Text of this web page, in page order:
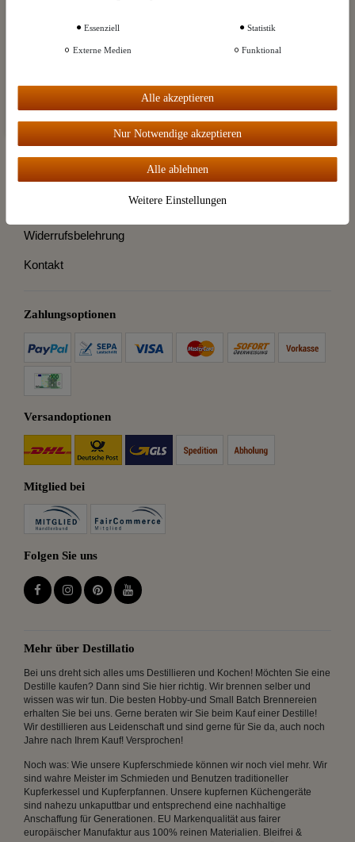
Kleingedrucktes
Mein Konto
Destillatio
Widerrufsbelehrung
Kontakt
Zahlungsoptionen
Versandoptionen
Mitglied bei
Folgen Sie uns
Mehr über Destillatio
Bei uns dreht sich alles ums Destillieren und Kochen! Möchten Sie eine
Destille kaufen? Dann sind Sie hier richtig. Wir brennen selber und
wissen was wir tun. Die besten Hobby-und Small Batch Brennereien
erhalten Sie bei uns. Gerne beraten wir Sie beim Kauf einer Destille!
Wir destillieren aus Leidenschaft und sind gerne für Sie da, auch noch
Jahre nach Ihrem Kauf! Versprochen!
Noch was: Wie unsere Kupferschmiede können wir noch viel mehr. Wir
sind wahre Meister im Schmieden und Benutzen traditioneller
Kupferkessel und Kupferpfannen. Unsere kupfernen Küchengeräte
sind nahezu unkaputtbar und entsprechend eine nachhaltige
Anschaffung für Generationen. EU Markenqualität aus fairer
europäischer Manufaktur aus 100% reinen Materialien. Bleifrei &
und unserem
Alle akzeptieren
Essenziell Statistik
Externe Medien Funktional
Alle akzeptieren
Nur Notwendige akzeptieren
Alle ablehnen
Weitere Einstellungen